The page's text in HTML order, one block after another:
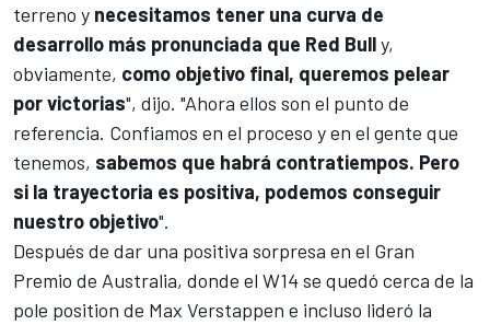
terreno y necesitamos tener una curva de
desarrollo más pronunciada que Red Bully,
obviamente, como objetivo final, queremos pelear
por victorias", dijo. "Ahora ellos son el punto de
referencia. Confiamos en el proceso y en el gente que
tenemos, sabemos que habrá contratiempos. Pero
si la trayectoria es positiva, podemos conseguir
nuestro objetivo".
Después de dar una positiva sorpresa en el Gran
Premio de Australia, donde el W14se quedó cerca de la
pole position de Max Verstappen e incluso lideró la